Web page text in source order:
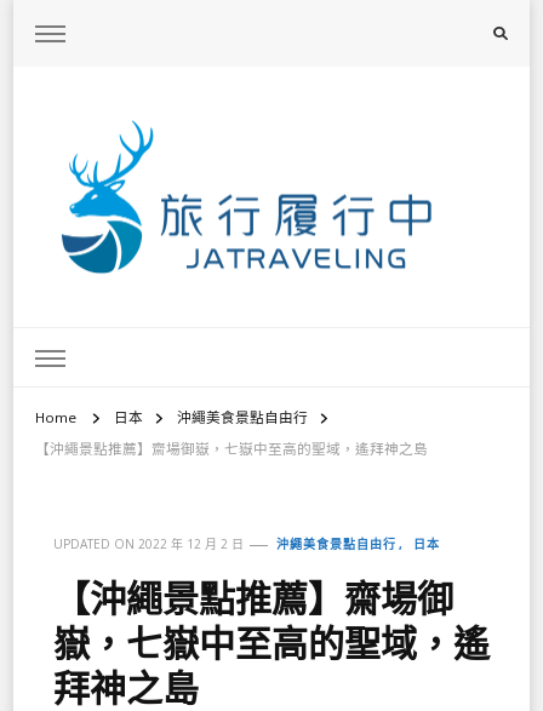
Home 日本
沖繩美食景點自由行
【沖繩景點推薦】齋場御嶽，七嶽中至高的聖域，遙拜神之島
UPDATED ON 2022 年 12 月 2 日 沖繩美食景點自由行 日本
【沖繩景點推薦】齋場御
嶽，七嶽中至高的聖域，遙
拜神之島